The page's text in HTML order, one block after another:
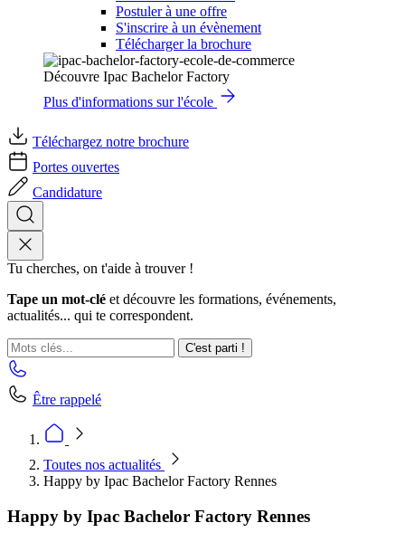
Postuler à une offre
S'inscrire à un évènement
Télécharger la brochure
Découvre Ipac Bachelor Factory
Plus d'informations sur l'école
Téléchargez notre brochure
Portes ouvertes
Candidature
Tu cherches, on t'aide à trouver !
Tape un mot-clé et découvre les formations, événements,
actualités... qui te correspondent.
C'est parti !
Être rappelé
Toutes nos actualités
Happy by Ipac Bachelor Factory Rennes
Happy by Ipac Bachelor Factory Rennes